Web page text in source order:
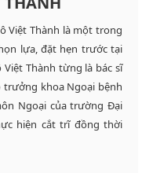
Việt Thành là một trong
lựa, đặt hẹn trước tại
Thành từng là bác sĩ
trưởng khoa Ngoại bệnh
Ngoại của trường Đại
hiện cắt trĩ đồng thời